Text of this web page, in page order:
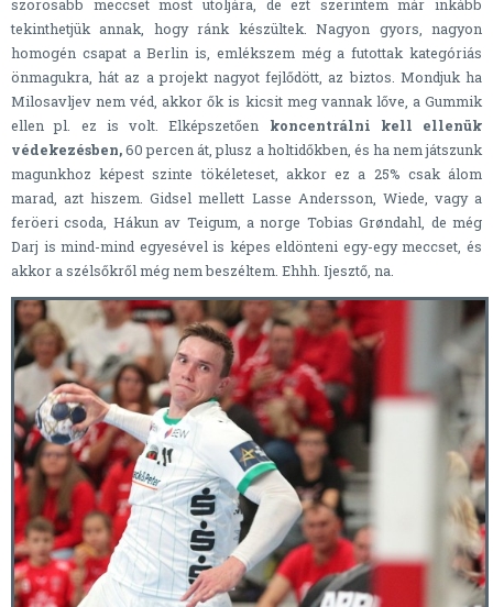
szorosabb meccset most utoljára, de ezt szerintem már inkább
tekinthetjük annak, hogy ránk készültek. Nagyon gyors, nagyon
homogén csapat a Berlin is, emlékszem még a futottak kategóriás
önmagukra, hát az a projekt nagyot fejlődött, az biztos. Mondjuk ha
Milosavljev nem véd, akkor ők is kicsit meg vannak lőve, a Gummik
ellen pl. ez is volt. Elképszetően koncentrálni kell ellenük
védekezésben,60 percen át, plusz a holtidőkben, és ha nem játszunk
magunkhoz képest szinte tökéleteset, akkor ez a 25% csak álom
marad, azt hiszem. Gidsel mellett Lasse Andersson, Wiede, vagy a
feröeri csoda, Hákun av Teigum, a norge Tobias Grøndahl, de még
Darj is mind-mind egyesével is képes eldönteni egy-egy meccset, és
akkor a szélsőkről még nem beszéltem. Ehhh. Ijesztő, na.